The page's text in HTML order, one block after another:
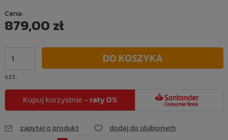
Cena:
879,00 zł
szt.
DO KOSZYKA
zapytaj o produkt dodaj do ulubionych